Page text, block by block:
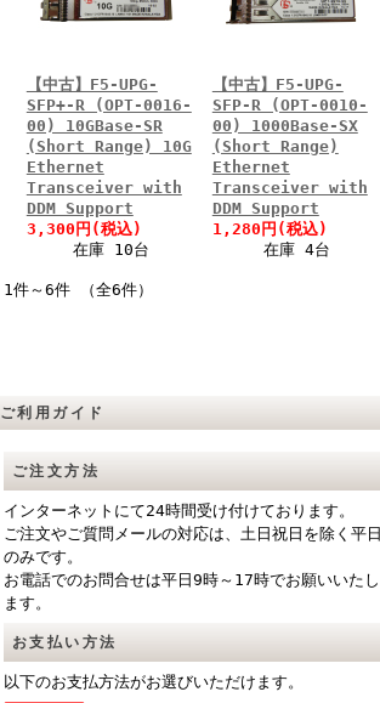
【中古】F5-UPG-
SFP+-R (OPT-0016-
00) 10GBase-SR
(Short Range) 10G
Ethernet
Transceiver with
DDM Support
3,300円(税込)
在庫 10台
【中古】F5-UPG-
SFP-R (OPT-0010-
00) 1000Base-SX
(Short Range)
Ethernet
Transceiver with
DDM Support
1,280円(税込)
在庫 4台
1件～6件 （全6件）
ご利用ガイド
ご注文方法
インターネットにて24時間受け付けております。
ご注文やご質問メールの対応は、土日祝日を除く平日
のみです。
お電話でのお問合せは平日9時～17時でお願いいたし
ます。
お支払い方法
以下のお支払方法がお選びいただけます。